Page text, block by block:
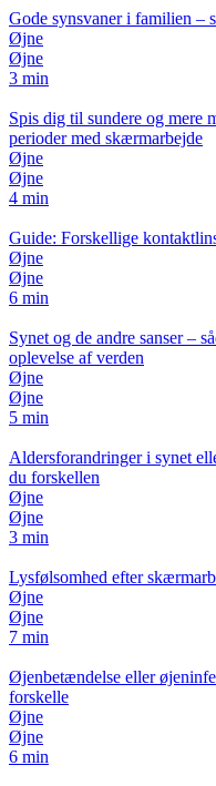
Gode synsvaner i familien –
Øjne
Øjne
3 min
Spis dig til sundere og mere
perioder med skærmarbejde
Øjne
Øjne
4 min
Guide: Forskellige
Øjne
Øjne
6 min
Synet og de andre sanser –
oplevelse af verden
Øjne
Øjne
5 min
Aldersforandringer i synet
du forskellen
Øjne
Øjne
3 min
Lysfølsomhed efter
Øjne
Øjne
7 min
Øjenbetændelse eller
forskelle
Øjne
Øjne
6 min